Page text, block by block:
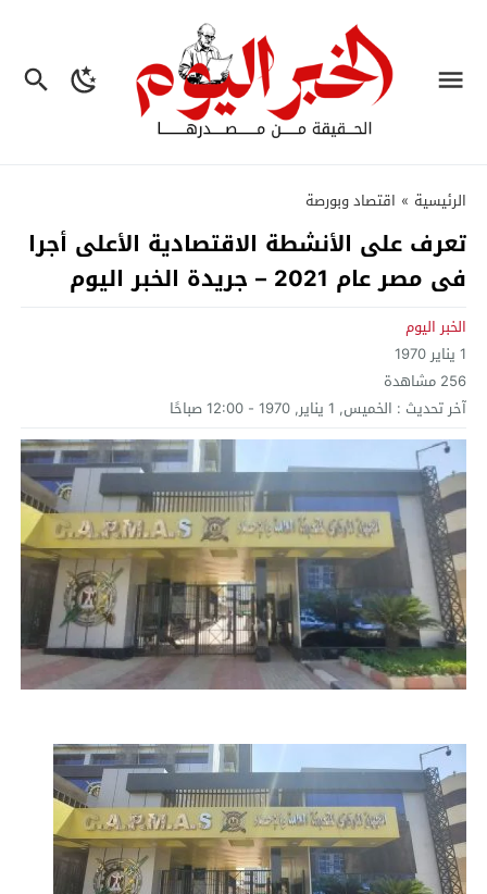
الرئيسية » اقتصاد وبورصة
تعرف على الأنشطة الاقتصادية الأعلى أجرا
فى مصر عام 2021 – جريدة الخبر اليوم
الخبر اليوم
1 يناير 1970
256 مشاهدة
آخر تحديث : الخميس, 1 يناير, 1970 - 12:00 صباحًا